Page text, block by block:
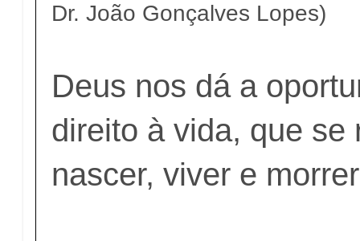
Dr. João Gonçalves Lopes)
Deus nos dá a
direito à vida, que se
nascer, viver e